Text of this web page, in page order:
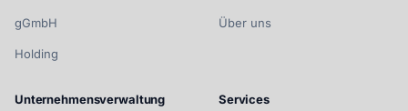
gGmbH
Holding
Über uns
Unternehmensverwaltung Services